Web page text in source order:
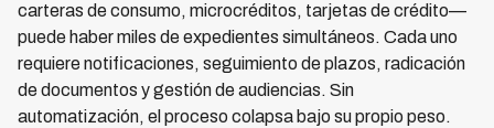
carteras de consumo, microcréditos, tarjetas de crédito—
puede haber miles de expedientes simultáneos. Cada uno
requiere notificaciones, seguimiento de plazos, radicación
de documentos y gestión de audiencias. Sin
automatización, el proceso colapsa bajo su propio peso.